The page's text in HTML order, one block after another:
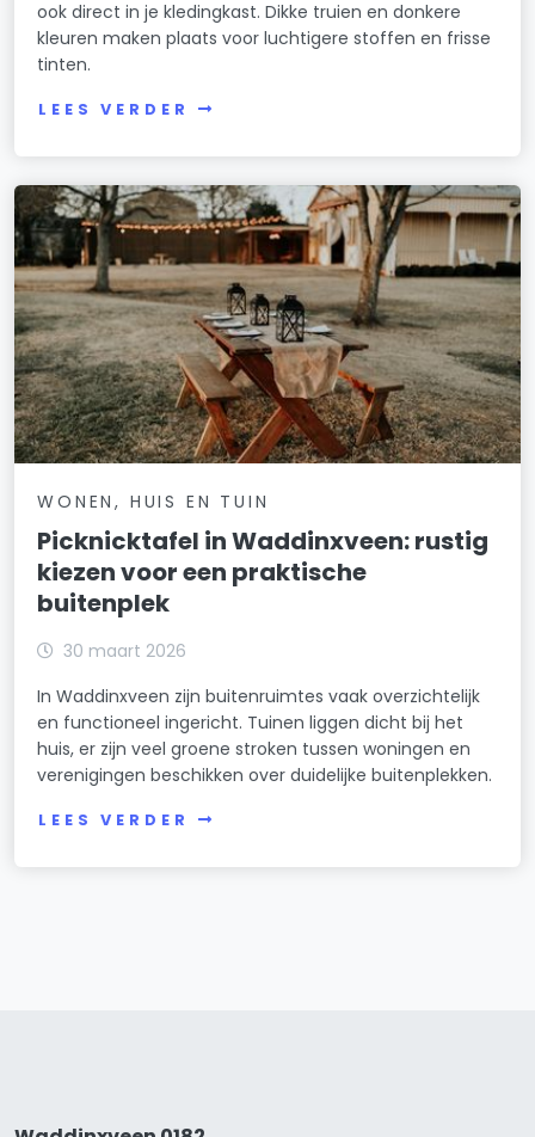
ook direct in je kledingkast. Dikke truien en donkere
kleuren maken plaats voor luchtigere stoffen en frisse
tinten.
LEES VERDER
WONEN, HUIS EN TUIN
Picknicktafel in Waddinxveen: rustig
kiezen voor een praktische
buitenplek
30 maart 2026
In Waddinxveen zijn buitenruimtes vaak overzichtelijk
en functioneel ingericht. Tuinen liggen dicht bij het
huis, er zijn veel groene stroken tussen woningen en
verenigingen beschikken over duidelijke buitenplekken.
LEES VERDER